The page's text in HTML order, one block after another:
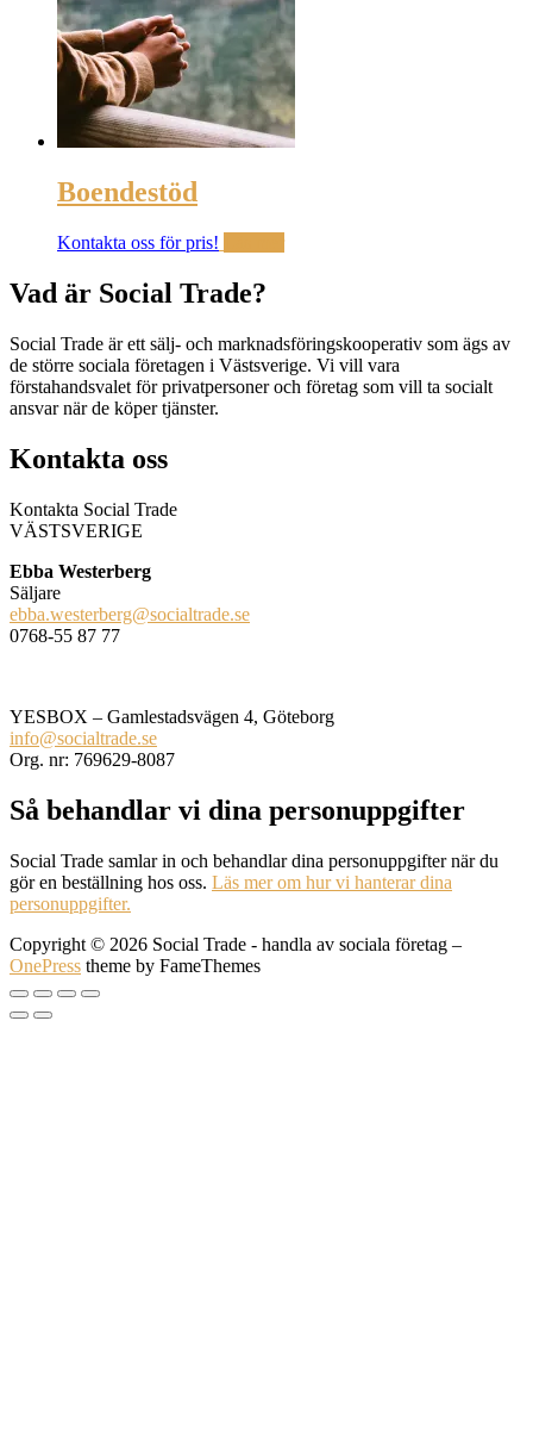
Boendestöd
Kontakta oss för pris!
Vad är Social Trade?
Social Trade är ett sälj- och marknadsföringskooperativ som ägs av
de större sociala företagen i Västsverige. Vi vill vara
förstahandsvalet för privatpersoner och företag som vill ta socialt
ansvar när de köper tjänster.
Kontakta oss
Kontakta Social Trade
VÄSTSVERIGE
Ebba Westerberg
Säljare
ebba.westerberg@socialtrade.se
0768-55 87 77
YESBOX – Gamlestadsvägen 4, Göteborg
info@socialtrade.se
Org. nr: 769629-8087
Så behandlar vi dina personuppgifter
Social Trade samlar in och behandlar dina personuppgifter när du
gör en beställning hos oss. Läs mer om hur vi hanterar dina
personuppgifter.
Copyright © 2026 Social Trade - handla av sociala företag –
OnePress theme by FameThemes